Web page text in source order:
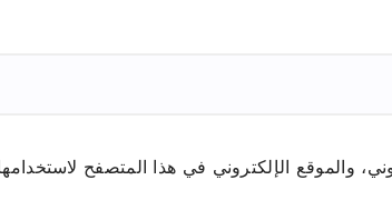
والموقع الإلكتروني في هذا المتصفح